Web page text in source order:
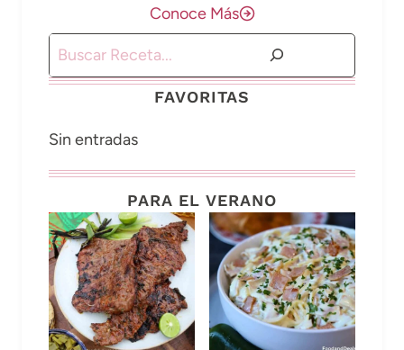
Conoce Más
Buscar
FAVORITAS
Sin entradas
PARA EL VERANO